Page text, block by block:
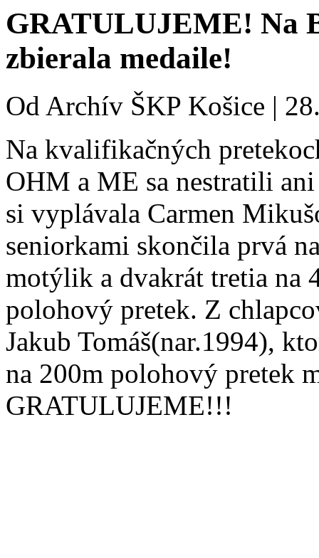
GRATULUJEME! Na
zbierala medaile!
Od Archív ŠKP Košice |
Na kvalifikačných
OHM a ME sa nestratili
si vyplávala Carmen
seniorkami skončila prvá
motýlik a dvakrát tretia na
polohový pretek. Z
Jakub Tomáš(nar.1994),
na 200m polohový pretek
GRATULUJEME!!!